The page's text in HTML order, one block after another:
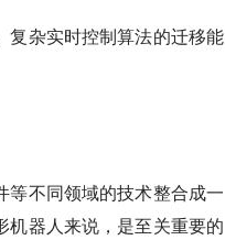
复杂实时控制算法的迁移能
等不同领域的技术整合成一
机器人来说，是至关重要的